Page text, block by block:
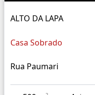
ALTO DA LAPA
Casa Sobrado
Rua Paumari